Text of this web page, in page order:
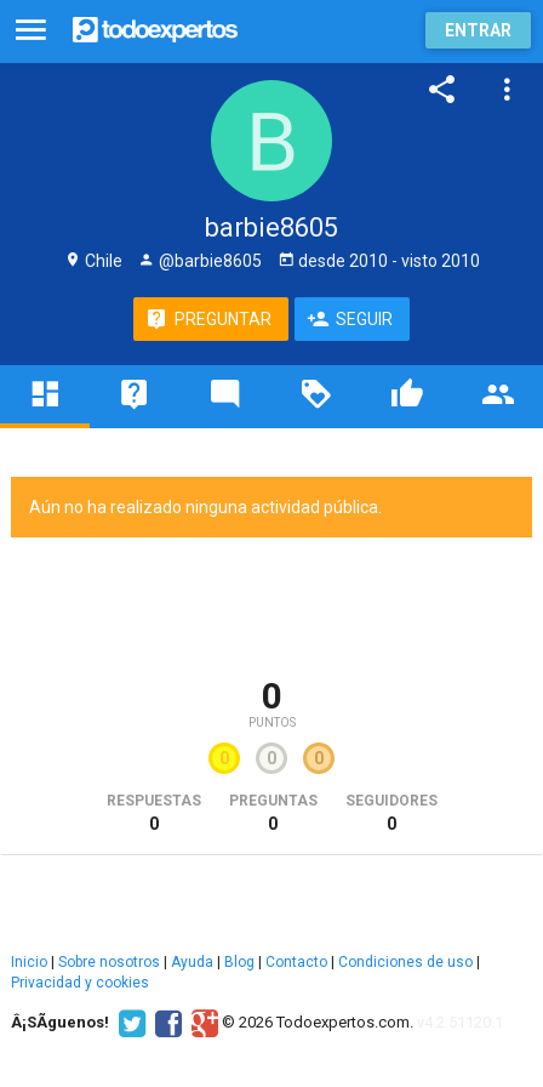
ENTRAR
barbie8605
Chile @barbie8605 desde 2010 - visto 2010
PREGUNTAR SEGUIR
Aún no ha realizado ninguna actividad pública.
0
PUNTOS
0 0 0
RESPUESTAS
0
PREGUNTAS
0
SEGUIDORES
0
Inicio Sobre nosotros Ayuda Blog Contacto Condiciones de uso
Privacidad y cookies
Â¡SÃ­guenos! © 2026 Todoexpertos.com.